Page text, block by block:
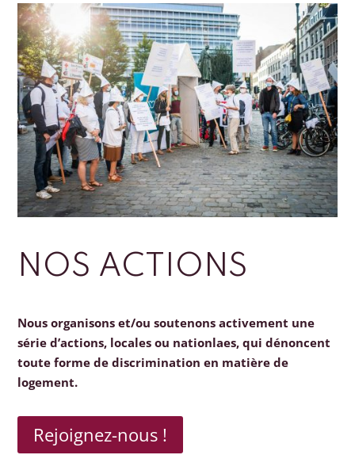
NOS ACTIONS
Nous organisons et/ou soutenons activement une
série d’actions, locales ou nationlaes, qui dénoncent
toute forme de discrimination en matière de
logement.
Rejoignez-nous !